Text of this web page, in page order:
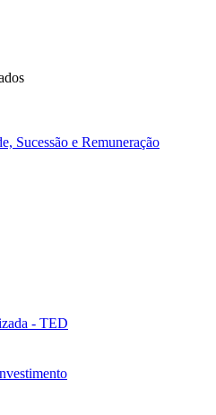
Sucessão e Remuneração
- TED